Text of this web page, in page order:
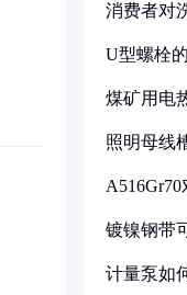
消费者对
U型螺栓
煤矿用电
照明母线
镀镍钢带
计量泵如